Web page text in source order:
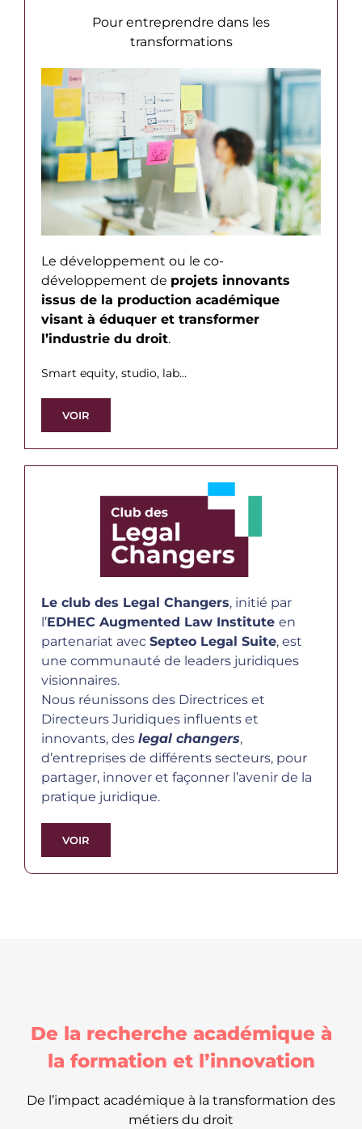
Pour entreprendre dans les
transformations
Le développement ou le co-
développement de projets innovants
issus de la production académique
visant à éduquer et transformer
l’industrie du droit.
Smart equity, studio, lab…
VOIR
Le club des Legal Changers, initié par
l’EDHEC Augmented Law Institute en
partenariat avec Septeo Legal Suite, est
une communauté de leaders juridiques
visionnaires.
Nous réunissons des Directrices et
Directeurs Juridiques influents et
innovants, des legal changers,
d’entreprises de différents secteurs, pour
partager, innover et façonner l’avenir de la
pratique juridique.
VOIR
De la recherche académique à
la formation et l’innovation
De l’impact académique à la transformation des
métiers du droit